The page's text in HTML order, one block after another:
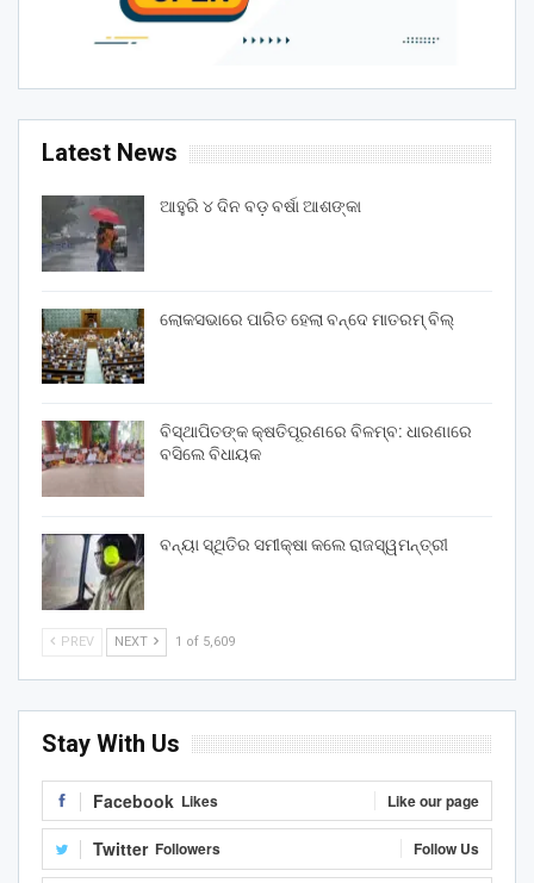
Latest News
ଆହୁରି ୪ ଦିନ ବଡ଼ ବର୍ଷା ଆଶଙ୍କା
ଲୋକସଭାରେ ପାରିତ ହେଲା ବନ୍ଦେ ମାତରମ୍‌ ବିଲ୍‌
ବିସ୍ଥାପିତଙ୍କ କ୍ଷତିପୂରଣରେ ବିଳମ୍ବ: ଧାରଣାରେ
ବସିଲେ ବିଧାୟକ
ବନ୍ୟା ସ୍ଥିତିର ସମୀକ୍ଷା କଲେ ରାଜସ୍ୱମନ୍ତ୍ରୀ
PREV NEXT 1 of 5,609
Stay With Us
Facebook Likes Like our page
Twitter Followers Follow Us